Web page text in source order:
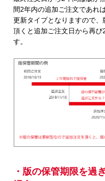
間2年内の追加ご注文であれ
更新タイプとなりますので
頂くと追加ご注文日から再
す。
・版の保管期限を過